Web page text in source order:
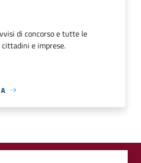
di concorso e tutte le
e imprese.